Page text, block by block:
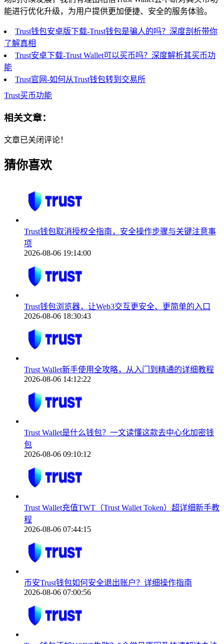
能进行优化升级，为用户提供更加便捷、安全的服务体验。
Trust钱包安卓版下载-Trust钱包是骗人的吗？深度剖析带你
了解真相
Trust安卓下载-Trust Wallet可以买币吗？深度解析其买币功
能
Trust官网-如何从Trust钱包转到交易所
Trust买币功能
相关文章：
文章已关闭评论！
猜你喜欢
Trust钱包取消授权全指南，安全操作步骤与关键注意事
项
2026-08-06 19:14:00
Trust钱包浏览器，让Web3交互更安全、更简单的入口
2026-08-06 18:30:43
Trust Wallet新手使用全攻略，从入门到精通的详细教程
2026-08-06 14:12:22
Trust Wallet是什么钱包？一文读懂这款去中心化加密钱
包
2026-08-06 09:10:12
Trust Wallet充值TWT（Trust Wallet Token）超详细新手教
程
2026-08-06 07:44:15
币安Trust钱包如何安全退出账户？详细操作指南
2026-08-06 07:00:56